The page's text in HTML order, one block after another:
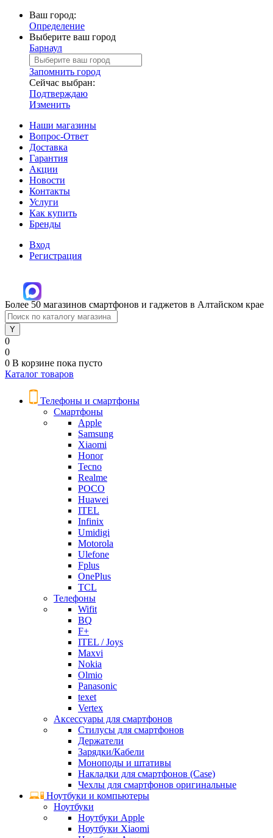
Ваш город:
Определение
Выберите ваш город
Барнаул
Запомнить город
Сейчас выбран:
Подтверждаю
Изменить
Наши магазины
Вопрос-Ответ
Доставка
Гарантия
Акции
Новости
Контакты
Услуги
Как купить
Бренды
Вход
Регистрация
Более 50 магазинов смартфонов и гаджетов в Алтайском крае
0
0
0 В корзине пока пусто
Каталог товаров
Телефоны и смартфоны
Смартфоны
Apple
Samsung
Xiaomi
Honor
Tecno
Realme
POCO
Huawei
ITEL
Infinix
Umidigi
Motorola
Ulefone
Fplus
OnePlus
TCL
Телефоны
Wifit
BQ
F+
ITEL / Joys
Maxvi
Nokia
Olmio
Panasonic
texet
Vertex
Аксессуары для смартфонов
Стилусы для смартфонов
Держатели
Зарядки/Кабели
Моноподы и штативы
Накладки для смартфонов (Case)
Чехлы для смартфонов оригинальные
Ноутбуки и компьютеры
Ноутбуки
Ноутбуки Apple
Ноутбуки Xiaomi